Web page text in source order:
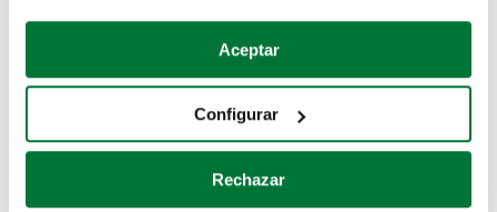
Si lo permite, también quisiéramos:
Recopilar información sobre su ubicación geográfica
Identificar su dispositivo analizándolo activamente
para buscar características específicas (huellas
Aceptar
Configurar
Rechazar
Coches de segunda mano
Coches de km0